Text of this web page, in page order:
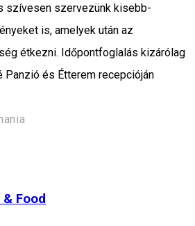
szívesen szervezünk kisebb-
is, amelyek után az
étkezni. Időpontfoglalás kizárólag
Panzió és Étterem recepcióján
Food